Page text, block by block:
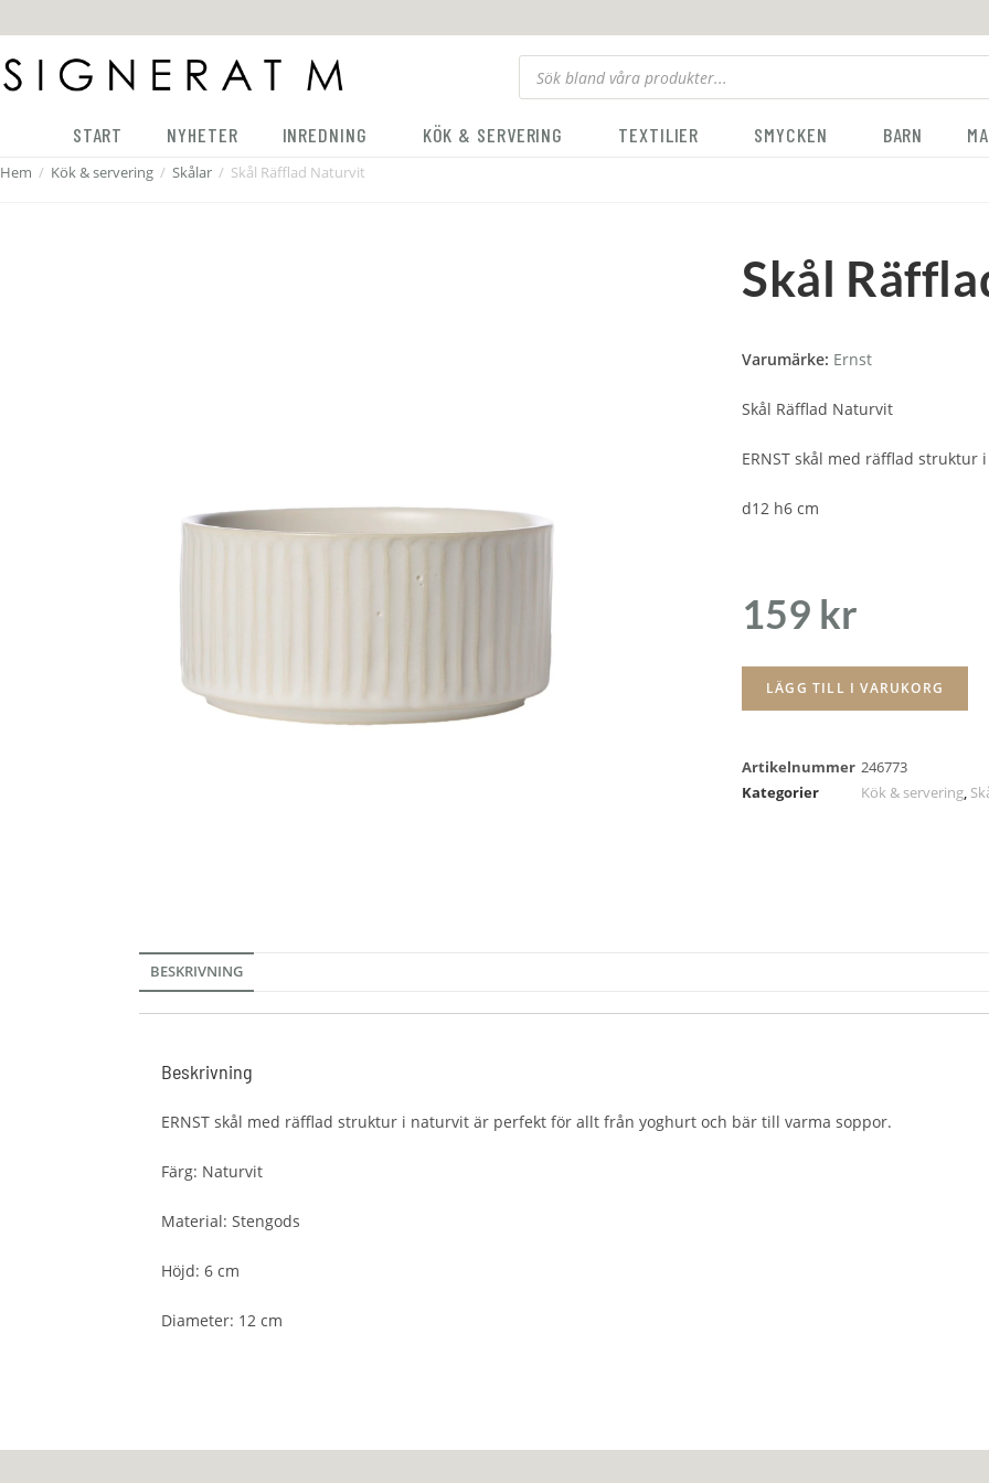
START NYHETER INREDNING KÖK & SERVERING TEXTILIER SMYCKEN BARN
Hem / Kök & servering / Skålar / Skål Räfflad Naturvit
Skål
Varumärke: Ernst
Skål Räfflad Naturvit
ERNST skål med räfflad
d12 h6 cm
159 kr
LÄGG TILL I VARUKORG
Artikelnummer 246773
Kategorier
Kök & servering,
BESKRIVNING
Beskrivning
ERNST skål med räfflad struktur i naturvit är perfekt för allt från yoghurt och bär till varma soppor.
Färg: Naturvit
Material: Stengods
Höjd: 6 cm
Diameter: 12 cm